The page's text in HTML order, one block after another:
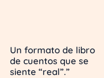
Un formato de libro
de cuentos que se
siente “real”.”